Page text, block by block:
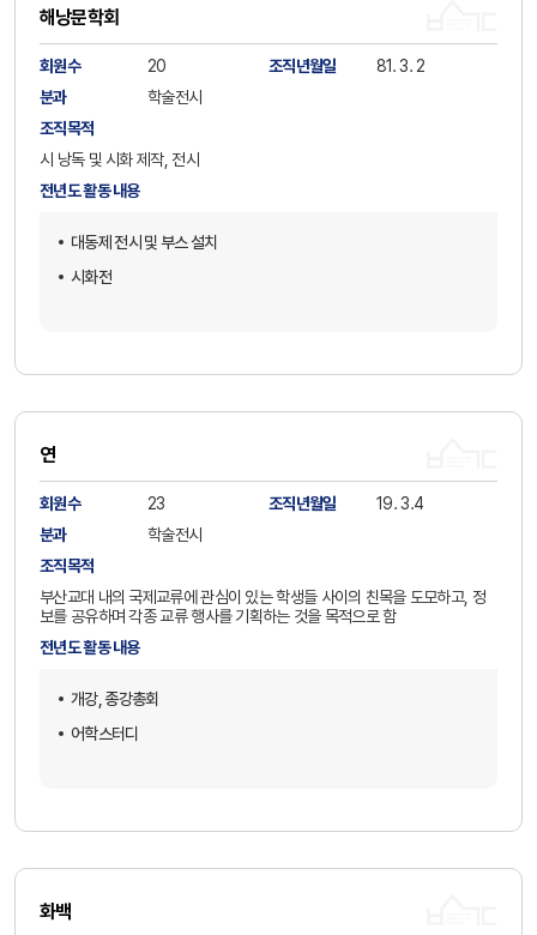
해낭문학회
회원수 20 조직년월일
81. 3. 2
분과
학술전시
조직목적
시 낭독 및 시화 제작, 전시
전년도 활동 내용
대동제 전시 및 부스 설치
시화전
연
회원수 23 조직년월일
19. 3.4
분과
학술전시
조직목적
부산교대 내의 국제교류에 관심이 있는 학생들 사이의 친목을 도모하고, 정
보를 공유하며 각종 교류 행사를 기획하는 것을 목적으로 함
전년도 활동 내용
개강, 종강총회
어학스터디
화백